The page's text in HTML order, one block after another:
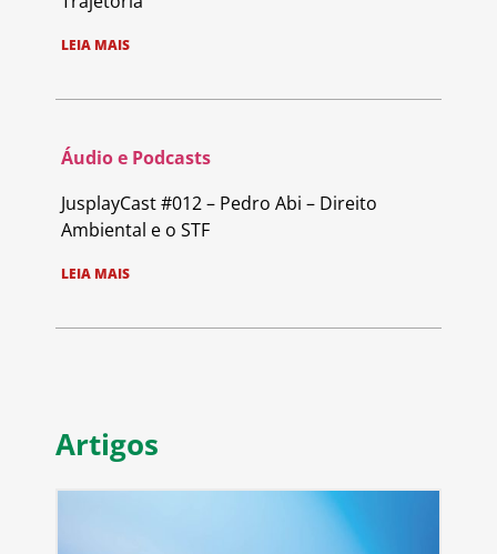
LEIA MAIS
Áudio e Podcasts
JusplayCast #012 – Pedro Abi – Direito
Ambiental e o STF
LEIA MAIS
Artigos